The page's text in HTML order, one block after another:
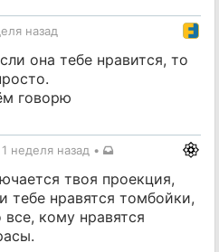
назад
она тебе нравится, то
говорю
1 неделя назад •
твоя проекция,
тебе нравятся томбойки,
все, кому нравятся